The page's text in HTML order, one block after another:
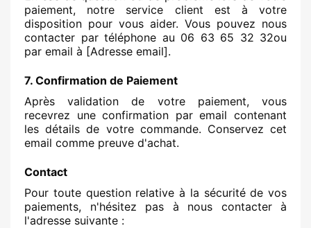
paiement, notre service client est à votre
disposition pour vous aider. Vous pouvez nous
contacter par téléphone au 06 63 65 32 32ou
par email à [Adresse email].
7. Confirmation de Paiement
Après validation de votre paiement, vous
recevrez une confirmation par email contenant
les détails de votre commande. Conservez cet
email comme preuve d'achat.
Contact
Pour toute question relative à la sécurité de vos
paiements, n'hésitez pas à nous contacter à
l'adresse suivante :